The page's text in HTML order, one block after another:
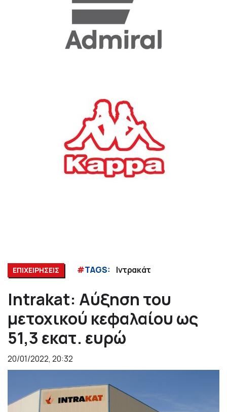
ΕΠΙΧΕΙΡΗΣΕΙΣ #TAGS: Ιντρακάτ
Intrakat: Αύξηση του
μετοχικού κεφαλαίου ως
51,3 εκατ. ευρώ
20/01/2022, 20:32